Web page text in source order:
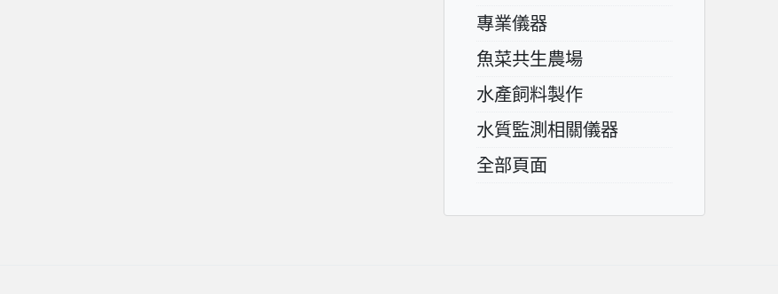
專業儀器
魚菜共生農場
水產飼料製作
水質監測相關儀器
全部頁面